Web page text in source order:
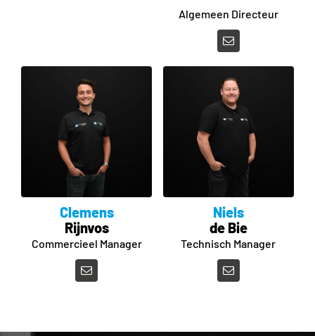
Algemeen Directeur
Clemens
Rijnvos
Commercieel Manager
Niels
de Bie
Technisch Manager